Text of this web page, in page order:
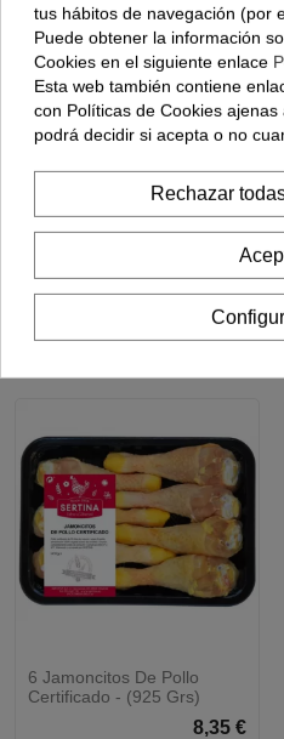
Tallarines Carbonara
6,85 €
6 Jamoncitos De Pollo
Certificado - (925 Grs)
8,35 €
tus hábitos de navegación (por
Puede obtener la información
Cookies en el siguiente enlace
Esta web también contiene
con Políticas de Cookies
podrá decidir si acepta o no
Rechazar